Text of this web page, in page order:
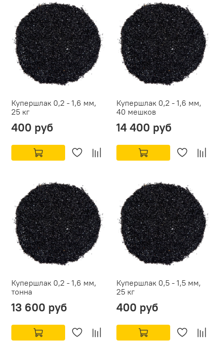
Купершлак 0,2 - 1,6 мм,
25 кг
400 руб
Купершлак 0,2 - 1,6 мм,
40 мешков
14 400 руб
Купершлак 0,2 - 1,6 мм,
тонна
13 600 руб
Купершлак 0,5 - 1,5 мм,
25 кг
400 руб